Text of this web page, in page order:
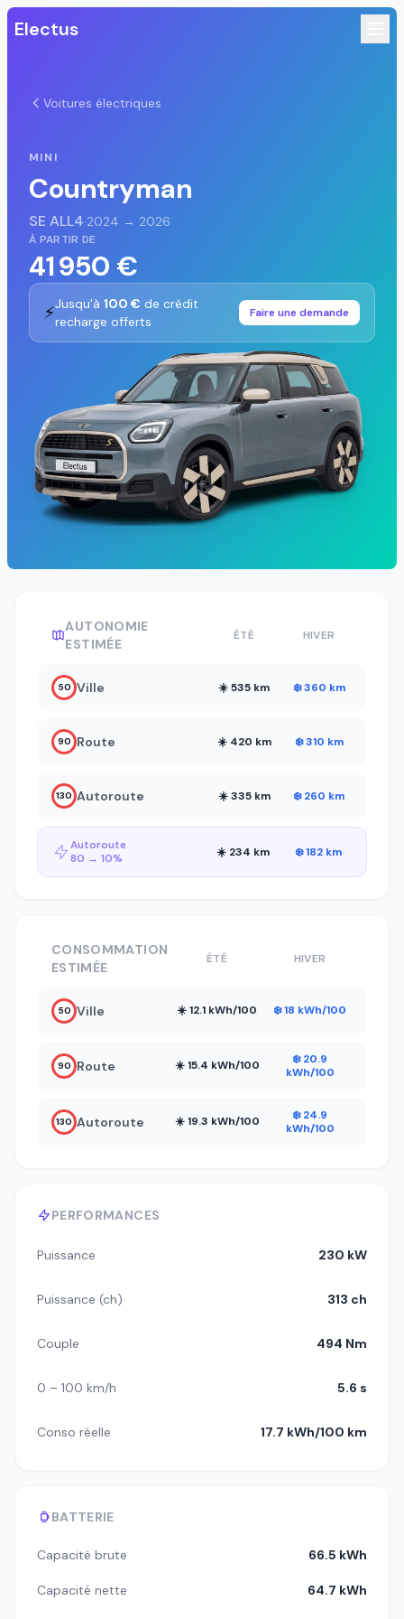
Electus
Voitures électriques
MINI
Countryman
SE ALL4·2024 → 2026
À PARTIR DE
41 950 €
⚡Jusqu'à 100 € de crédit
recharge offerts
Faire une demande
AUTONOMIE
ESTIMÉE
ÉTÉ HIVER
50 Ville ☀️ 535 km ❄️ 360 km
90 Route ☀️ 420 km ❄️ 310 km
130 Autoroute ☀️ 335 km ❄️ 260 km
Autoroute
80 → 10%
☀️ 234 km ❄️ 182 km
PERFORMANCES
Puissance 230 kW
Puissance (ch) 313 ch
Couple 494 Nm
0 – 100 km/h 5.6 s
Conso réelle 17.7 kWh/100 km
BATTERIE
Capacité brute 66.5 kWh
Capacité nette 64.7 kWh
CONSOMMATION
ESTIMÉE
ÉTÉ HIVER
50 Ville ☀️ 12.1 kWh/100 ❄️ 18 kWh/100
90 Route ☀️ 15.4 kWh/100
❄️ 20.9
kWh/100
130 Autoroute ☀️ 19.3 kWh/100
❄️ 24.9
kWh/100